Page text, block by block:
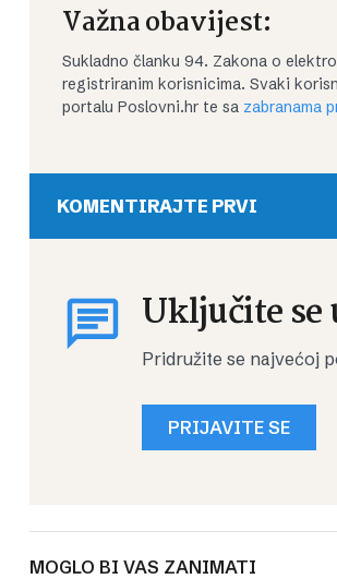
Važna obavijest:
Sukladno članku 94. Zakona o
registriranim korisnicima. Svaki
portalu Poslovni.hr te sa zabranama
KOMENTIRAJTE PRVI
Uključite se
Pridružite se najvećoj
PRIJAVITE SE
MOGLO BI VAS ZANIMATI